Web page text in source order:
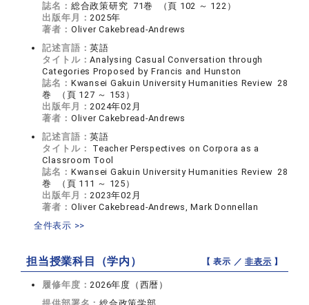
誌名： 総合政策研究 71巻 （頁 102 ～ 122）
出版年月：2025年
著者： Oliver Cakebread-Andrews
記述言語：英語
タイトル：Analysing Casual Conversation through
Categories Proposed by Francis and Hunston
誌名： Kwansei Gakuin University Humanities Review 28
巻 （頁 127 ～ 153）
出版年月：2024年02月
著者： Oliver Cakebread-Andrews
記述言語：英語
タイトル：
Teacher Perspectives on Corpora as a
Classroom Tool
誌名： Kwansei Gakuin University Humanities Review 28
巻 （頁 111 ～ 125）
出版年月：2023年02月
著者： Oliver Cakebread-Andrews, Mark Donnellan
全件表示 >>
担当授業科目（学内） 【 表示 ／非表示 】
履修年度：2026年度（西暦）